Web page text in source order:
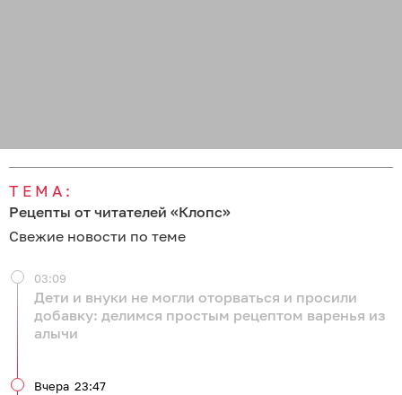
ТЕМА:
Рецепты от читателей «Клопс»
Свежие новости по теме
Дети и внуки не могли оторваться и просили
добавку: делимся простым рецептом варенья из
алычи
03:09
Вчера 23:47